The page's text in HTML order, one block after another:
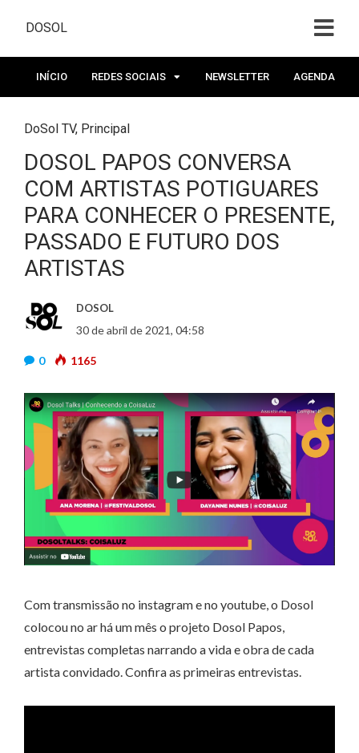
DOSOL
INÍCIO REDES SOCIAIS NEWSLETTER AGENDA
DoSol TV, Principal
DOSOL PAPOS CONVERSA
COM ARTISTAS POTIGUARES
PARA CONHECER O PRESENTE,
PASSADO E FUTURO DOS
ARTISTAS
DOSOL
30 de abril de 2021, 04:58
0 1165
Com transmissão no instagram e no youtube, o Dosol
colocou no ar há um mês o projeto Dosol Papos,
entrevistas completas narrando a vida e obra de cada
artista convidado. Confira as primeiras entrevistas.